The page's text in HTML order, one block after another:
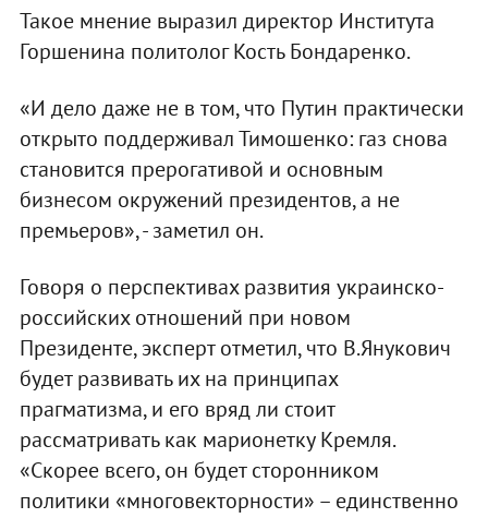
Такое мнение выразил директор Института
Горшенина политолог Кость Бондаренко.
«И дело даже не в том, что Путин практически
открыто поддерживал Тимошенко: газ снова
становится прерогативой и основным
бизнесом окружений президентов, а не
премьеров», - заметил он.
Говоря о перспективах развития украинско-
российских отношений при новом
Президенте, эксперт отметил, что В.Янукович
будет развивать их на принципах
прагматизма, и его вряд ли стоит
рассматривать как марионетку Кремля.
«Скорее всего, он будет сторонником
политики «многовекторности» – единственно